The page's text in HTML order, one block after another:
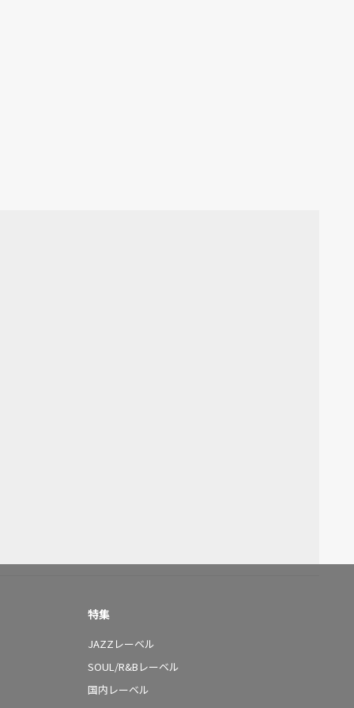
特集
JAZZレーベル
SOUL/R&Bレーベル
国内レーベル